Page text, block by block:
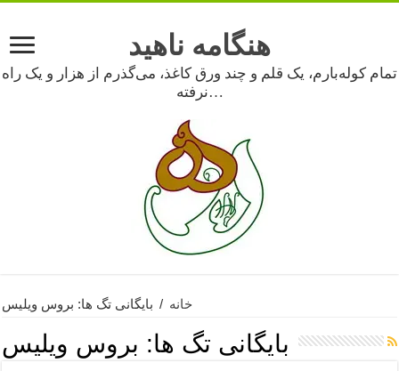
هنگامه ناهید
تمام کوله‌بارم، یک قلم و چند ورق کاغذ، می‌گذرم از هزار و یک راه
نرفته…
خانه / بایگانی تگ ها: بروس ویلیس
بایگانی تگ ها: بروس ویلیس